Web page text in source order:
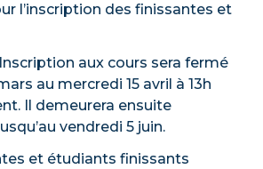
l’inscription des finissantes et
aux cours sera fermé
au mercredi 15 avril à 13h
Il demeurera ensuite
vendredi 5 juin.
et étudiants finissants